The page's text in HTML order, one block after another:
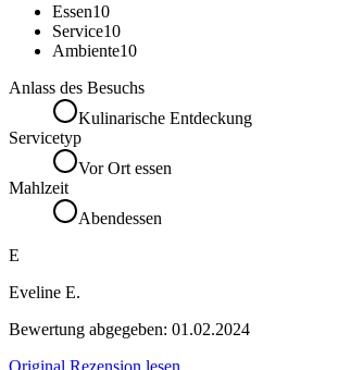
Essen10
Service10
Ambiente10
Anlass des Besuchs
Kulinarische Entdeckung
Servicetyp
Vor Ort essen
Mahlzeit
Abendessen
E
Eveline E.
Bewertung abgegeben: 01.02.2024
Original Rezension lesen